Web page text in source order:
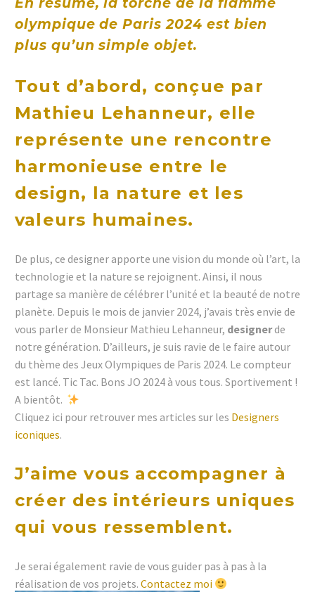
olympique de Paris 2024 est bien
plus qu’un simple objet.
Tout d’abord, conçue par
Mathieu Lehanneur, elle
représente une rencontre
harmonieuse entre le
design, la nature et les
valeurs humaines.
De plus, ce designer apporte une vision du monde où l’art, la
technologie et la nature se rejoignent. Ainsi, il nous
partage sa manière de célébrer l’unité et la beauté de notre
planète. Depuis le mois de janvier 2024, j’avais très envie de
vous parler de Monsieur Mathieu Lehanneur, designerde
notre génération. D’ailleurs, je suis ravie de le faire autour
du thème des Jeux Olympiques de Paris 2024. Le compteur
est lancé. Tic Tac. Bons JO 2024 à vous tous. Sportivement !
A bientôt.
Cliquez ici pour retrouver mes articles sur les Designers
iconiques.
J’aime vous accompagner à
créer des intérieurs uniques
qui vous ressemblent.
Je serai également ravie de vous guider pas à pas à la
réalisation de vos projets. Contactez moi